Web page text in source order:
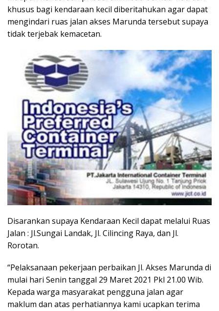
khusus bagi kendaraan kecil diberitahukan agar dapat
mengindari ruas jalan akses Marunda tersebut supaya
tidak terjebak kemacetan.
Disarankan supaya Kendaraan Kecil dapat melalui Ruas
Jalan : Jl.Sungai Landak, Jl. Cilincing Raya, dan Jl.
Rorotan.
“Pelaksanaan pekerjaan perbaikan Jl. Akses Marunda di
mulai hari Senin tanggal 29 Maret 2021 Pkl 21.00 Wib.
Kepada warga masyarakat pengguna jalan agar
maklum dan atas perhatiannya kami ucapkan terima